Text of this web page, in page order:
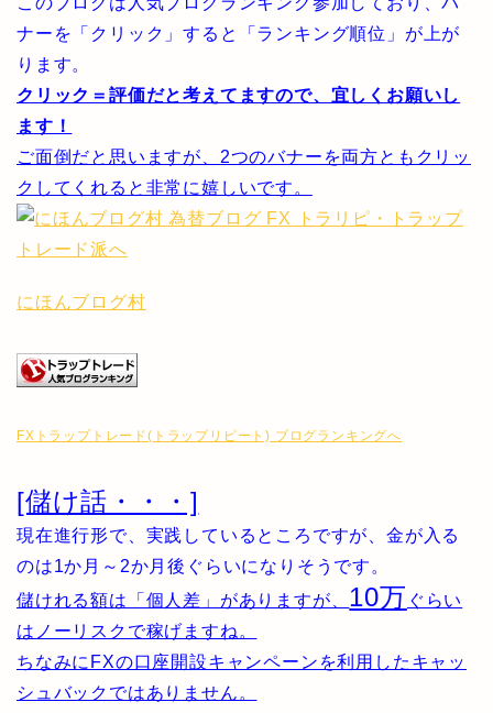
ナーを「クリック」すると「ランキング順位」が上が
ります。
クリック＝評価だと考えてますので、宜しくお願いし
ます！
ご面倒だと思いますが、2つのバナーを両方ともクリッ
クしてくれると非常に嬉しいです。
にほんブログ村
FXトラップトレード(トラップリピート) ブログランキングへ
[儲け話・・・]
現在進行形で、実践しているところですが、金が入る
のは1か月～2か月後ぐらいになりそうです。
儲けれる額は「個人差」がありますが、 10万 ぐらい
はノーリスクで稼げますね。
ちなみにFXの口座開設キャンペーンを利用したキャッ
シュバックではありません。